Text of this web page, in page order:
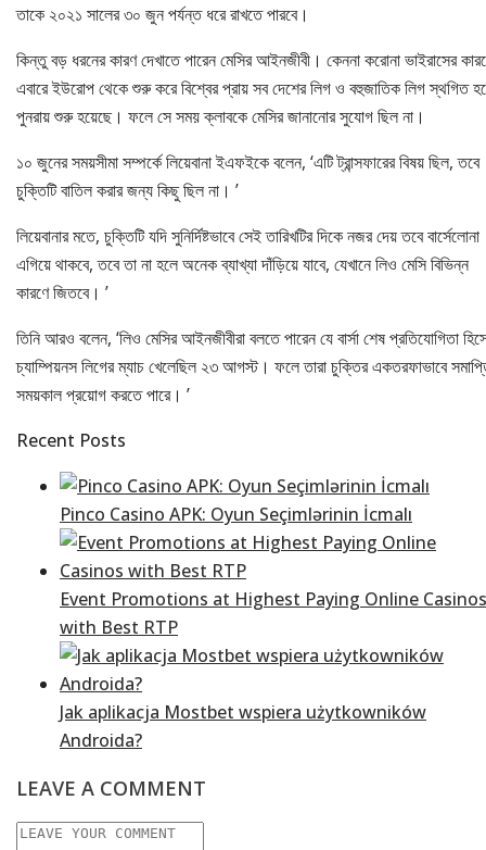
তাকে ২০২১ সালের ৩০ জুন পর্যন্ত ধরে রাখতে পারবে।
কিন্তু বড় ধরনের কারণ দেখাতে পারেন মেসির আইনজীবী। কেননা করোনা ভাইরাসের
এবারে ইউরোপ থেকে শুরু করে বিশ্বের প্রায় সব দেশের লিগ ও বহুজাতিক লিগ স্থগিত
পুনরায় শুরু হয়েছে। ফলে সে সময় ক্লাবকে মেসির জানানোর সুযোগ ছিল না।
১০ জুনের সময়সীমা সম্পর্কে লিয়েবানা ইএফইকে বলেন, ‘এটি ট্রান্সফারের বিষয় ছিল, তবে
চুক্তিটি বাতিল করার জন্য কিছু ছিল না। ’
লিয়েবানার মতে, চুক্তিটি যদি সুনির্দিষ্টভাবে সেই তারিখটির দিকে নজর দেয় তবে বার্সেলোনা
এগিয়ে থাকবে, তবে তা না হলে অনেক ব্যাখ্যা দাঁড়িয়ে যাবে, যেখানে লিও মেসি বিভিন্ন
কারণে জিতবে। ’
তিনি আরও বলেন, ‘লিও মেসির আইনজীবীরা বলতে পারেন যে বার্সা শেষ প্রতিযোগিতা
চ্যাম্পিয়নস লিগের ম্যাচ খেলেছিল ২৩ আগস্ট। ফলে তারা চুক্তির একতরফাভাবে
সময়কাল প্রয়োগ করতে পারে। ’
Recent Posts
Pinco Casino APK: Oyun Seçimlərinin İcmalı
Event Promotions at Highest Paying Online Casinos
with Best RTP
Jak aplikacja Mostbet wspiera użytkowników
Androida?
LEAVE A COMMENT